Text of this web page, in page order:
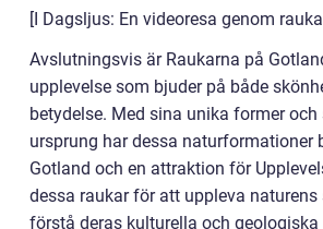
[I Dagsljus: En videoresa genom
Avslutningsvis är Raukarna på
upplevelse som bjuder på både
betydelse. Med sina unika former
ursprung har dessa naturformationer
Gotland och en attraktion för
dessa raukar för att uppleva
förstå deras kulturella och geologiska